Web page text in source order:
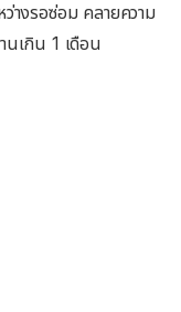
างรอซ่อม คลายความ
นเกิน 1 เดือน